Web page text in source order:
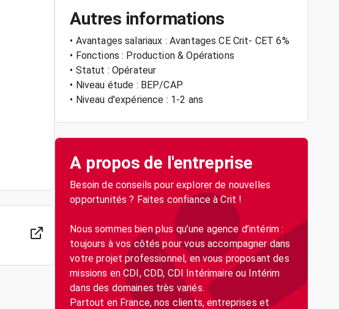
Autres informations
• Avantages salariaux : Avantages CE Crit- CET 6%
• Fonctions : Production & Opérations
• Statut : Opérateur
• Niveau étude : BEP/CAP
• Niveau d'expérience : 1-2 ans
A propos de l'entreprise
Besoin de conseils pour explorer de nouvelles
opportunités ? Faites confiance à Crit !
Nous sommes bien plus qu’une agence d’intérim :
toujours à vos côtés pour vous accompagner dans
votre projet professionnel, en vous proposant des
missions en CDI, CDD, CDI Intérimaire ou Intérim
dans des domaines très variés.
Partout en France, nos clients, entreprises et